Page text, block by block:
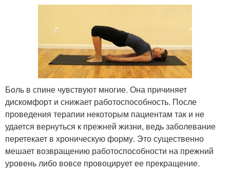
Боль в спине чувствуют многие. Она причиняет
дискомфорт и снижает работоспособность. После
проведения терапии некоторым пациентам так и не
удается вернуться к прежней жизни, ведь заболевание
перетекает в хроническую форму. Это существенно
мешает возвращению работоспособности на прежний
уровень либо вовсе провоцирует ее прекращение.